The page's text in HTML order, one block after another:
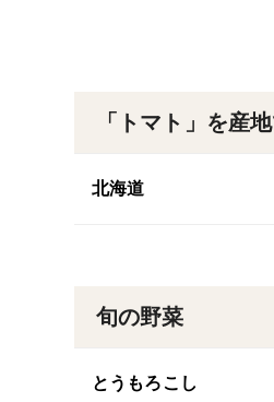
「トマト」を産
北海道
旬の野菜
とうもろこし